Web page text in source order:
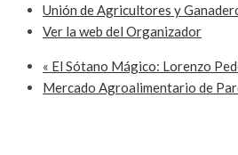
Unión de Agricultores y
Ver la web del Organizador
« El Sótano Mágico: Lorenzo
Mercado Agroalimentario de